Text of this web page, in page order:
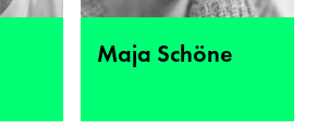
Maja Schöne